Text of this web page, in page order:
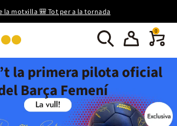
la motxilla 🎒 Tot per a la tornada
0
la primera pilota oficial
Barça Femení